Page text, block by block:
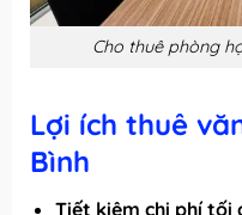
Cho thuê phòng
Lợi ích thuê
Bình
Tiết kiệm chi phí tối